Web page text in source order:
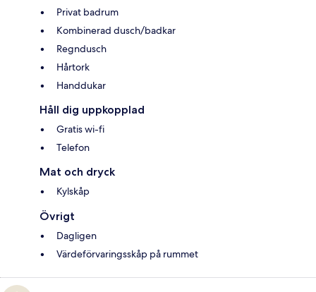
Privat badrum
Kombinerad dusch/badkar
Regndusch
Hårtork
Handdukar
Håll dig uppkopplad
Gratis wi-fi
Telefon
Mat och dryck
Kylskåp
Övrigt
Dagligen
Värdeförvaringsskåp på rummet